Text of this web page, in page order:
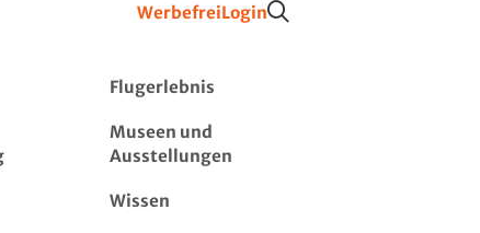
WerbefreiLogin
Flugerlebnis
Museen und
Ausstellungen
Wissen